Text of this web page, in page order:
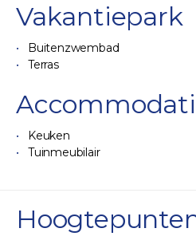
Vakantiepark
Buitenzwembad
Terras
Keuken
Tuinmeubilair